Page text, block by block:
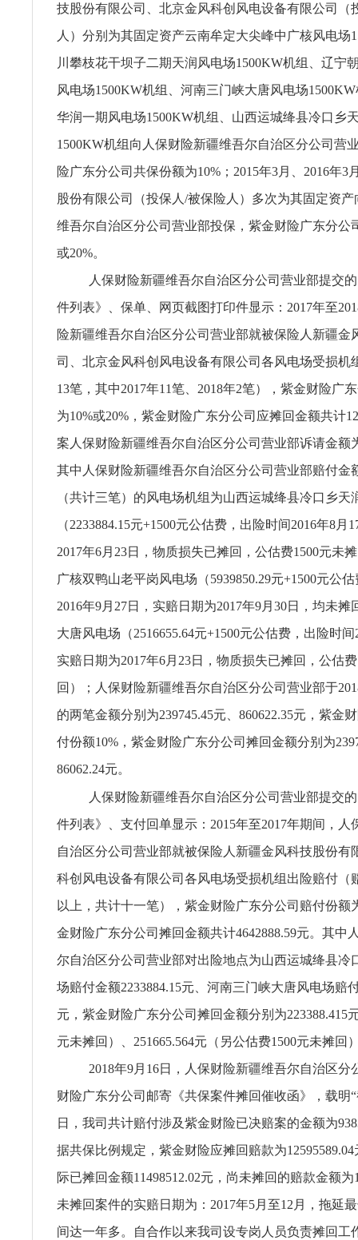
技股份有限公司、北京金风科创风电设备有限公司（
人）分别为其固定资产云南牟定大尖峰中广核风电场
川攀枝花干坝子二期天润风电场1500KW机组、辽宁
风电场1500KW机组、河南三门峡大唐风电场
华润一期风电场1500KW机组、山西运城绛县冷口乡
1500KW机组向人保财险新疆维吾尔自治区分公司营
险广东分公司共保份额为10%；2015年3月、2016年3
股份有限公司（投保人/被保险人）多次为其固定资
维吾尔自治区分公司营业部投保，紫金财险广东分公
或20%。
人保财险新疆维吾尔自治区分公司营业部提交
件列表》、保单、网页截图打印件显示：2017年至
险新疆维吾尔自治区分公司营业部就被保险人新疆金
司、北京金风科创风电设备有限公司各风电场受损机
13笔，其中2017年11笔、2018年2笔），紫金财险广
为10%或20%，紫金财险广东分公司应摊回金额共计
案人保财险新疆维吾尔自治区分公司营业部诉请金额
其中人保财险新疆维吾尔自治区分公司营业部赔付金
（共计三笔）的风电场机组为山西运城绛县冷口乡天
（2233884.15元+1500元公估费，出险时间2016年8月
2017年6月23日，物质损失已摊回，公估费1500元未
广核双鸭山老平岗风电场（5939850.29元+1500元公
2016年9月27日，实赔日期为2017年9月30日，均未摊
大唐风电场（2516655.64元+1500元公估费，出险时
实赔日期为2017年6月23日，物质损失已摊回，公估
回）；人保财险新疆维吾尔自治区分公司营业部于
的两笔金额分别为239745.45元、860622.35元，紫金
付份额10%，紫金财险广东分公司摊回金额分别为
86062.24元。
人保财险新疆维吾尔自治区分公司营业部提交
件列表》、支付回单显示：2015年至2017年期间，人
自治区分公司营业部就被保险人新疆金风科技股份有
科创风电设备有限公司各风电场受损机组出险赔付（
以上，共计十一笔），紫金财险广东分公司赔付份额
金财险广东分公司摊回金额共计4642888.59元。其中
尔自治区分公司营业部对出险地点为山西运城绛县冷
场赔付金额2233884.15元、河南三门峡大唐风电场赔
元，紫金财险广东分公司摊回金额分别为223388.415
元未摊回）、251665.564元（另公估费1500元未摊回
2018年9月16日，人保财险新疆维吾尔自治区分
财险广东分公司邮寄《共保案件摊回催收函》，载明“
日，我司共计赔付涉及紫金财险已决赔案的金额为
据共保比例规定，紫金财险应摊回赔款为
际已摊回金额11498512.02元，尚未摊回的赔款金额为
未摊回案件的实赔日期为：2017年5月至12月，拖延
间达一年多。自合作以来我司设专岗人员负责摊回工